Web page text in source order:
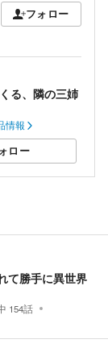
フォロー
る、隣の三姉
情報
ロー
て勝手に異世界
154話